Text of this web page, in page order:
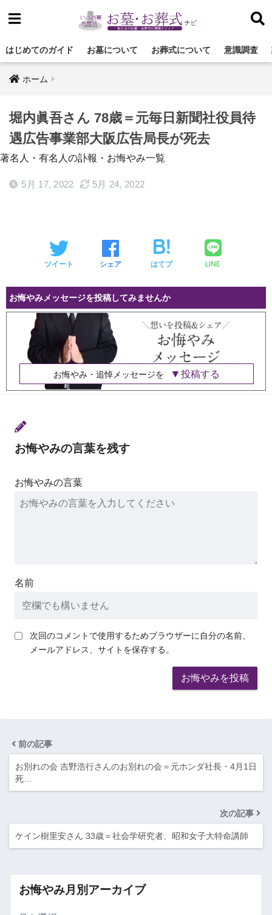
はじめてのガイド お墓について お葬式について 意識調査
ホーム
堀内眞吾さん 78歳＝元毎日新聞社役員待
遇広告事業部大阪広告局長が死去
著名人・有名人の訃報・お悔やみ一覧
5月 17, 2022 5月 24, 2022
ツイート シェア はてブ LINE
お悔やみメッセージを投稿してみませんか
お悔やみ・追悼メッセージを 投稿する
お悔やみの言葉を残す
お悔やみの言葉
名前
次回のコメントで使用するためブラウザーに自分の名前、
メールアドレス、サイトを保存する。
前の記事
お別れの会 吉野浩行さんのお別れの会＝元ホンダ社長・4月1日
死…
次の記事
ケイン樹里安さん 33歳＝社会学研究者、昭和女子大特命講師
お悔やみ月別アーカイブ